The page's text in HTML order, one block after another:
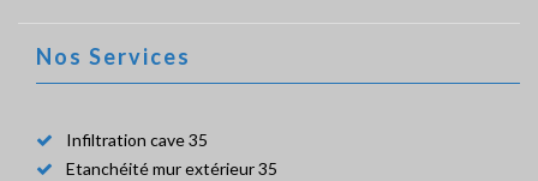
Nos Services
Infiltration cave 35
Etanchéité mur extérieur 35